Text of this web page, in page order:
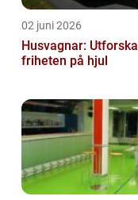
02 juni 2026
Husvagnar: Utforska
friheten på hjul